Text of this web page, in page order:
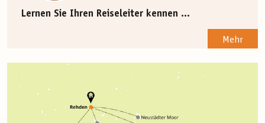
Lernen Sie Ihren Reiseleiter kennen ...
Mehr